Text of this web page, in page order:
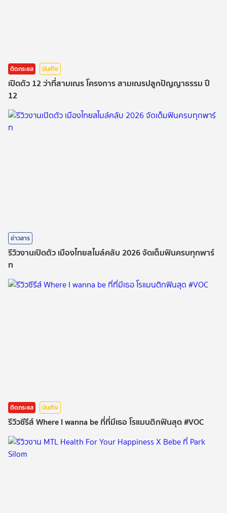
ติดกระแส บันเทิง
เปิดตัว 12 ว่าที่สามเณร โครงการ สามเณรปลูกปัญญาธรรม ปี
12
ข่าวสาร
รีวิวงานเปิดตัว เมืองไทยสไมล์คลับ 2026 จัดเต็มฟินครบทุกพาร์
ท
ติดกระแส บันเทิง
รีวิวซีรีส์ Where I wanna be ที่ที่มีเธอ โรแมนติกฟินสุด #VOC